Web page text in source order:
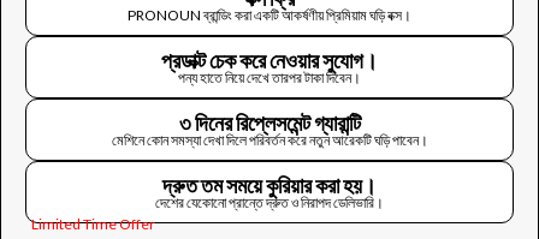
PRONOUN ব্রান্ডিং করা একটি আকর্ষণীয় প্রিমিয়াম ঘড়ি বক্স।
প্রডাক্ট চেক করে নেওয়ার সুযোগ।
পন্য হাতে নিয়ে দেখে তারপর টাকা দিবেন।
৩ দিনের রিপ্লেসমেন্ট গ্যারান্টি
মেশিনে কোন সমস্যা দেখা দিলে পরিবর্তন করে নতুন আরেকটি ঘড়ি পাবেন।
দ্রুত তম সময়ে কুরিয়ার করা হয়।
দেশের যেকোনো প্রান্তে দ্রুত ও নিরাপদ ডেলিভারি।
Limited Time Offer